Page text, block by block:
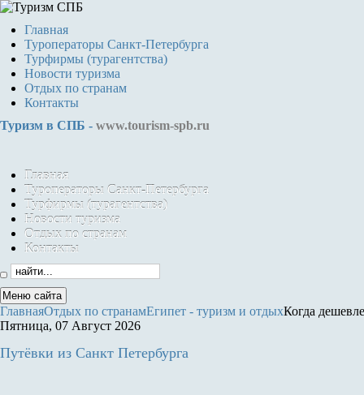
Главная
Туроператоры Санкт-Петербурга
Турфирмы (турагентства)
Новости туризма
Отдых по странам
Контакты
Туризм в СПБ - www.tourism-spb.ru
Главная
Туроператоры Санкт-Петербурга
Турфирмы (турагентства)
Новости туризма
Отдых по странам
Контакты
Меню сайта
ГлавнаяОтдых по странамЕгипет - туризм и отдыхКогда
Пятница, 07 Август 2026
Путёвки из Санкт Петербурга